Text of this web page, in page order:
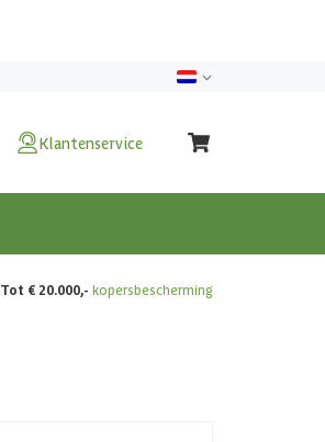
Klantenservice
Tot € 20.000,- kopersbescherming